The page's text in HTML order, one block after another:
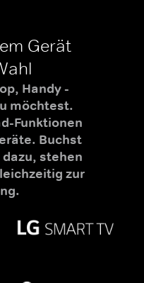
Gerät
Handy -
möchtest.
Funktionen
Buchst
dazu, stehen
zur